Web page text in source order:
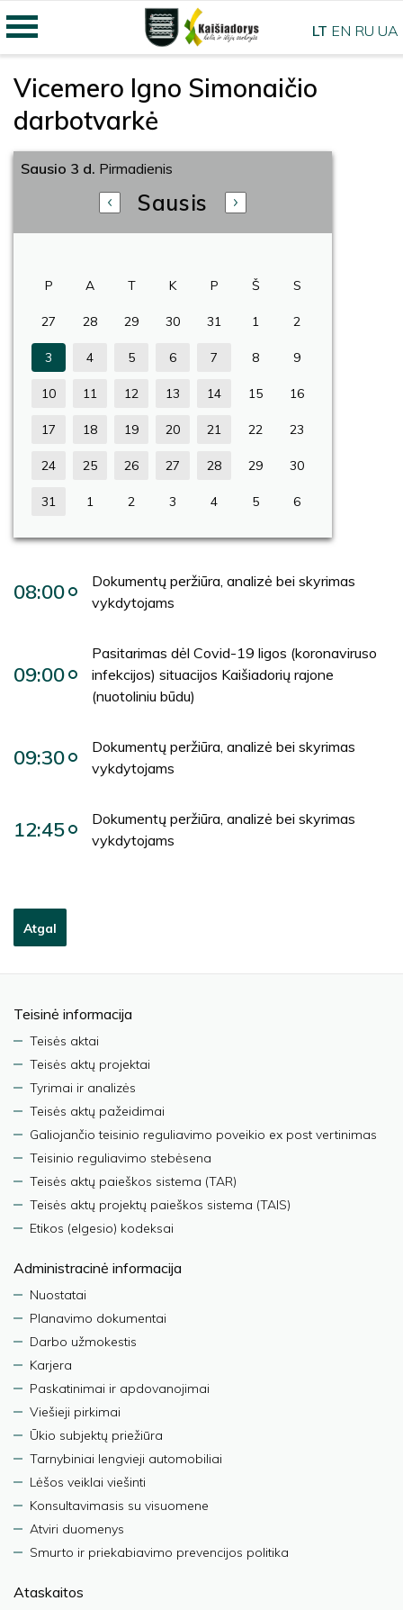
Vicemero Igno Simonaičio
darbotvarkė
Sausio 3 d. Pirmadienis
Sausis
P A T K P Š S
27 28 29 30 31 1 2
3 4 5 6 7 8 9
10 11 12 13 14 15 16
17 18 19 20 21 22 23
24 25 26 27 28 29 30
31 1 2 3 4 5 6
08:00
Dokumentų peržiūra, analizė bei skyrimas
vykdytojams
09:00
Pasitarimas dėl Covid-19 ligos (koronaviruso
infekcijos) situacijos Kaišiadorių rajone
(nuotoliniu būdu)
09:30
Dokumentų peržiūra, analizė bei skyrimas
vykdytojams
12:45
Dokumentų peržiūra, analizė bei skyrimas
vykdytojams
Atgal
Teisinė informacija
Teisės aktai
Teisės aktų projektai
Tyrimai ir analizės
Teisės aktų pažeidimai
Galiojančio teisinio reguliavimo poveikio ex post vertinimas
Teisinio reguliavimo stebėsena
Teisės aktų paieškos sistema (TAR)
Teisės aktų projektų paieškos sistema (TAIS)
Etikos (elgesio) kodeksai
Administracinė informacija
Nuostatai
Planavimo dokumentai
Darbo užmokestis
Karjera
Paskatinimai ir apdovanojimai
Viešieji pirkimai
Ūkio subjektų priežiūra
Tarnybiniai lengvieji automobiliai
Lėšos veiklai viešinti
Konsultavimasis su visuomene
Atviri duomenys
Smurto ir priekabiavimo prevencijos politika
Ataskaitos
LT EN RU UA